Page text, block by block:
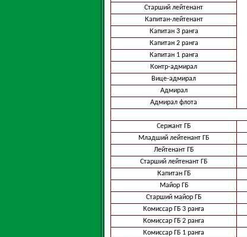
Старший лейтенант
Капитан-лейтенант
Капитан 3 ранга
Капитан 2 ранга
Капитан 1 ранга
Контр-адмирал
Вице-адмирал
Адмирал
Адмирал флота
Сержант ГБ
Младший лейтенант ГБ
Лейтенант ГБ
Старший лейтенант ГБ
Капитан ГБ
Майор ГБ
Старший майор ГБ
Комиссар ГБ 3 ранга
Комиссар ГБ 2 ранга
Комиссар ГБ 1 ранга